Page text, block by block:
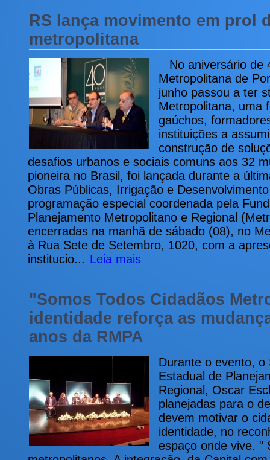
RS lança movimento em prol
metropolitana
No aniversário de
Metropolitana de
junho passou a ter
Metropolitana, uma
gaúchos,
instituições a
construção de
desafios urbanos e sociais comuns aos 32
pioneira no Brasil, foi lançada durante a
Obras Públicas, Irrigação e
programação especial coordenada pela
Planejamento Metropolitano e Regional
encerradas na manhã de sábado (08), no
à Rua Sete de Setembro, 1020, com a
institucio... Leia mais
"Somos Todos Cidadãos
identidade reforça as
anos da RMPA
Durante o evento, o
Estadual de
Regional, Oscar
planejadas para o
devem motivar o
identidade, no
espaço onde vive. "